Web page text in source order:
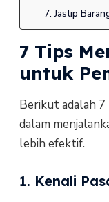
7. Jastip
7 Tips
untuk
Berikut adalah
dalam
lebih efektif.
1. Kenali